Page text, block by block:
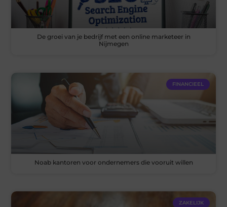
De groei van je bedrijf met een online marketeer in
Nijmegen
FINANCIEEL
Noab kantoren voor ondernemers die vooruit willen
ZAKELIJK